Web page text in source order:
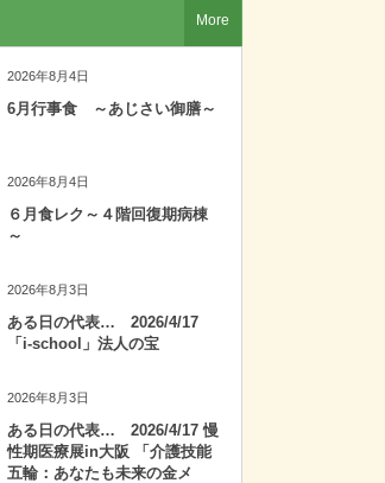
2026年8月4日
6月行事食 ～あじさい御膳～
2026年8月4日
６月食レク～４階回復期病棟
～
2026年8月3日
ある日の代表… 2026/4/17
「i-school」法人の宝
2026年8月3日
ある日の代表… 2026/4/17 慢
性期医療展in大阪 「介護技能
五輪：あなたも未来の金メ
More